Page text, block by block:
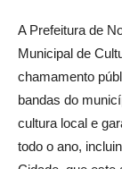
A Prefeitura de
Municipal de
chamamento
bandas do
cultura local e
todo o ano,